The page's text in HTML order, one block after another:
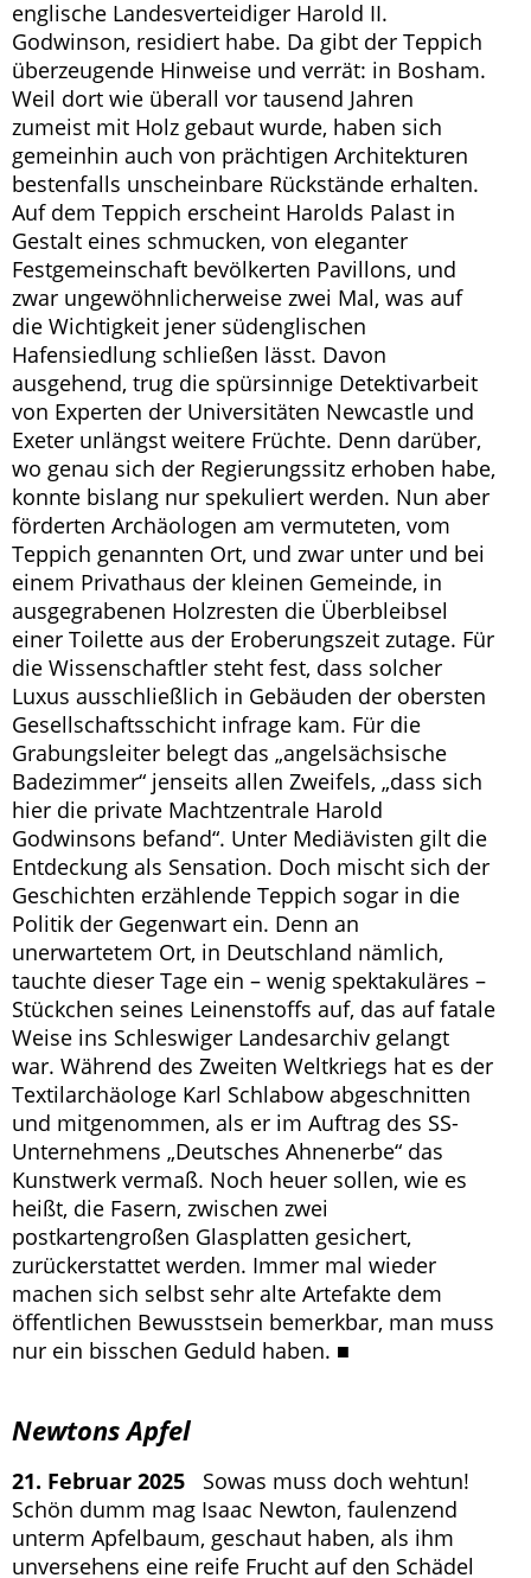
englische Landesverteidiger Harold II.
Godwinson, residiert habe. Da gibt der Teppich
überzeugende Hinweise und verrät: in Bosham.
Weil dort wie überall vor tausend Jahren
zumeist mit Holz gebaut wurde, haben sich
gemeinhin auch von prächtigen Architekturen
bestenfalls unscheinbare Rückstände erhalten.
Auf dem Teppich erscheint Harolds Palast in
Gestalt eines schmucken, von eleganter
Festgemeinschaft bevölkerten Pavillons, und
zwar ungewöhnlicherweise zwei Mal, was auf
die Wichtigkeit jener südenglischen
Hafensiedlung schließen lässt. Davon
ausgehend, trug die spürsinnige Detektivarbeit
von Experten der Universitäten Newcastle und
Exeter unlängst weitere Früchte. Denn darüber,
wo genau sich der Regierungssitz erhoben habe,
konnte bislang nur spekuliert werden. Nun aber
förderten Archäologen am vermuteten, vom
Teppich genannten Ort, und zwar unter und bei
einem Privathaus der kleinen Gemeinde, in
ausgegrabenen Holzresten die Überbleibsel
einer Toilette aus der Eroberungszeit zutage. Für
die Wissenschaftler steht fest, dass solcher
Luxus ausschließlich in Gebäuden der obersten
Gesellschaftsschicht infrage kam. Für die
Grabungsleiter belegt das „angelsächsische
Badezimmer“ jenseits allen Zweifels, „dass sich
hier die private Machtzentrale Harold
Godwinsons befand“. Unter Mediävisten gilt die
Entdeckung als Sensation. Doch mischt sich der
Geschichten erzählende Teppich sogar in die
Politik der Gegenwart ein. Denn an
unerwartetem Ort, in Deutschland nämlich,
tauchte dieser Tage ein – wenig spektakuläres –
Stückchen seines Leinenstoffs auf, das auf fatale
Weise ins Schleswiger Landesarchiv gelangt
war. Während des Zweiten Weltkriegs hat es der
Textilarchäologe Karl Schlabow abgeschnitten
und mitgenommen, als er im Auftrag des SS-
Unternehmens „Deutsches Ahnenerbe“ das
Kunstwerk vermaß. Noch heuer sollen, wie es
heißt, die Fasern, zwischen zwei
postkartengroßen Glasplatten gesichert,
zurückerstattet werden. Immer mal wieder
machen sich selbst sehr alte Artefakte dem
öffentlichen Bewusstsein bemerkbar, man muss
nur ein bisschen Geduld haben. ■
Newtons Apfel
21. Februar 2025 Sowas muss doch wehtun!
Schön dumm mag Isaac Newton, faulenzend
unterm Apfelbaum, geschaut haben, als ihm
unversehens eine reife Frucht auf den Schädel